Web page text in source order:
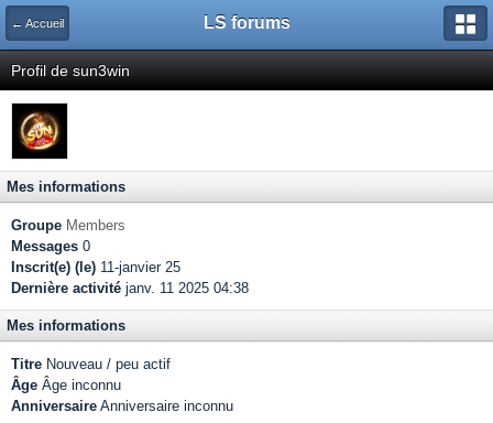
← Accueil LS forums
Profil de sun3win
Mes informations
Groupe Members
Messages 0
Inscrit(e) (le) 11-janvier 25
Dernière activité janv. 11 2025 04:38
Mes informations
Titre Nouveau / peu actif
Âge Âge inconnu
Anniversaire Anniversaire inconnu